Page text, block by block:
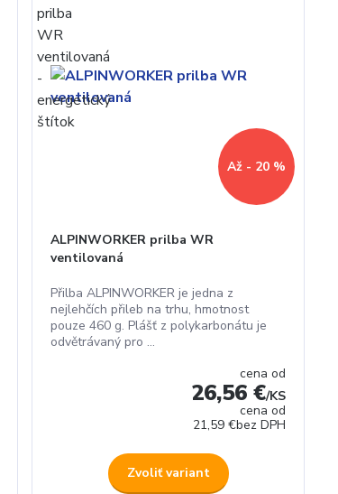
Až - 20 %
ALPINWORKER prilba WR
ventilovaná
Přilba ALPINWORKER je jedna z
nejlehčích přileb na trhu, hmotnost
pouze 460 g. Plášť z polykarbonátu je
odvětrávaný pro ...
cena od
26,56 €/KS
cena od
21,59 €bez DPH
Zvoliť variant